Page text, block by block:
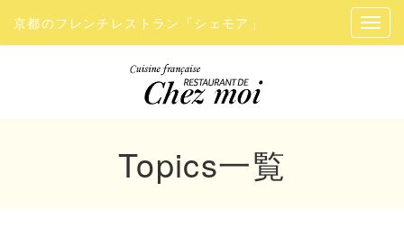
京都のフレンチレストラン「シェモア」
Topics一覧